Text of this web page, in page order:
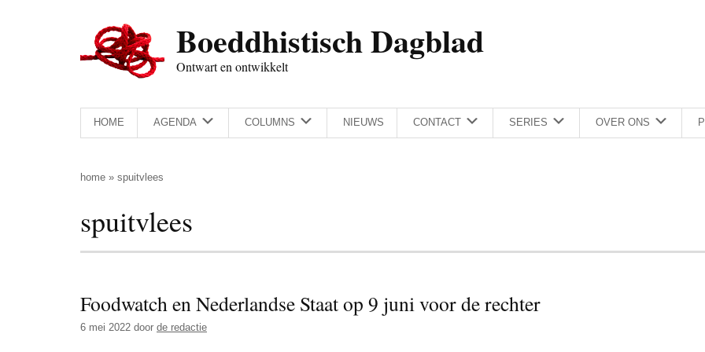
Boeddhistisch Dagblad
Ontwart en ontwikkelt
HOME AGENDA COLUMNS NIEUWS CONTACT SERIES OVER ONS
home » spuitvlees
spuitvlees
Foodwatch en Nederlandse Staat op 9 juni voor de rechter
6 mei 2022 door de redactie